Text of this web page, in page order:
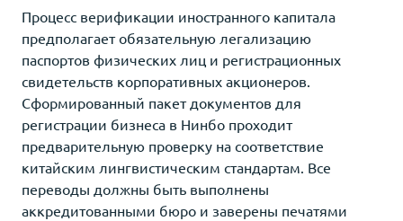
Процесс верификации иностранного капитала
предполагает обязательную легализацию
паспортов физических лиц и регистрационных
свидетельств корпоративных акционеров.
Сформированный пакет документов для
регистрации бизнеса в Нинбо проходит
предварительную проверку на соответствие
китайским лингвистическим стандартам. Все
переводы должны быть выполнены
аккредитованными бюро и заверены печатями